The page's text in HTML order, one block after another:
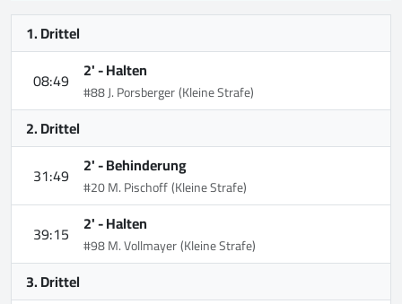
1. Drittel
08:49 2' -Halten
#88 J. Porsberger(Kleine Strafe)
2. Drittel
31:49 2' -Behinderung
#20 M. Pischoff(Kleine Strafe)
39:15 2' -Halten
#98 M. Vollmayer(Kleine Strafe)
3. Drittel